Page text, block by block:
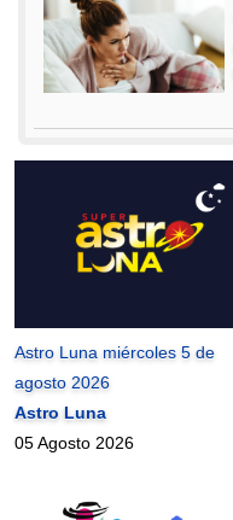
Astro Luna miércoles 5 de
agosto 2026
Astro Luna
05 Agosto 2026